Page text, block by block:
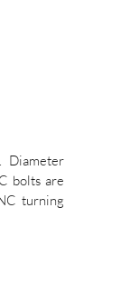
Diameter
bolts are
turning